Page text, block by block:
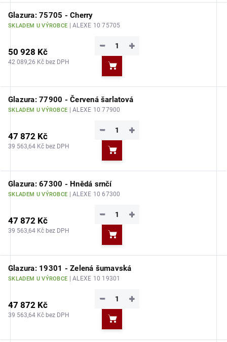
Glazura: 75705 - Cherry
SKLADEM U VÝROBCE | ALEXE 10 75705
50 928 Kč
42 089,26 Kč bez DPH
+
−
Do košíku
Glazura: 77900 - Červená šarlatová
SKLADEM U VÝROBCE | ALEXE 10 77900
47 872 Kč
39 563,64 Kč bez DPH
+
−
Do košíku
Glazura: 67300 - Hnědá srnčí
SKLADEM U VÝROBCE | ALEXE 10 67300
47 872 Kč
39 563,64 Kč bez DPH
+
−
Do košíku
Glazura: 19301 - Zelená šumavská
SKLADEM U VÝROBCE | ALEXE 10 19301
47 872 Kč
39 563,64 Kč bez DPH
+
−
Do košíku